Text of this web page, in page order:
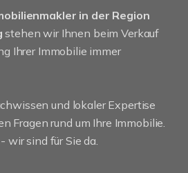
in der Region
stehen wir Ihnen beim Verkauf
Ihrer Immobilie immer
und lokaler Expertise
Fragen rund um Ihre Immobilie.
wir sind für Sie da.